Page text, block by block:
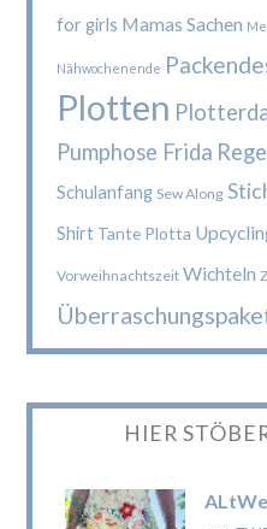
for girls Mamas Sachen
Nähwochenende
Plotten
Pumphose Frida
Schulanfang Sew Along
Shirt Tante Plotta
Vorweihnachtszeit Wichteln
HIER